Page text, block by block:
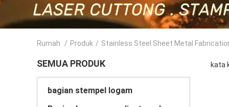
Rumah / Produk / Stainless Steel Sheet Metal
SEMUA PRODUK
bagian stempel logam
kata